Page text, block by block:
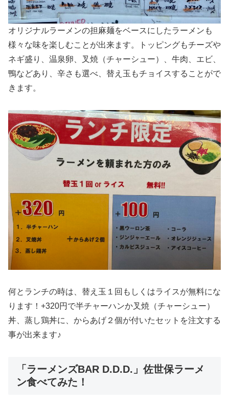
オリジナルラーメンの担麻麺をベースにしたラーメンも
様々な味を楽しむことが出来ます。トッピングもチーズや
ネギ盛り、温泉卵、叉焼（チャーシュー）、牛肉、エビ、
鴨などあり、辛さも選べ、替え玉もチョイスすることがで
きます。
何とランチの時は、替え玉１回もしくはライスが無料にな
ります！+320円で半チャーハンか叉焼（チャーシュー）
丼、蒸し鶏丼に、からあげ２個が付いたセットを注文する
事が出来ます♪
「ラーメンズBAR D.D.D.」佐世保ラーメ
ン食べてみた！